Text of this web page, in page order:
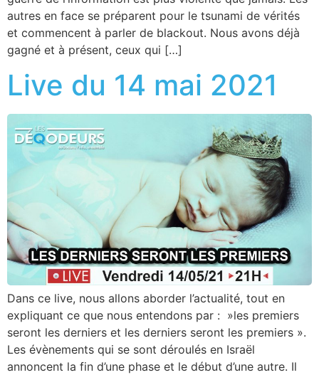
autres en face se préparent pour le tsunami de vérités
et commencent à parler de blackout. Nous avons déjà
gagné et à présent, ceux qui […]
Live du 14 mai 2021
Dans ce live, nous allons aborder l’actualité, tout en
expliquant ce que nous entendons par : »les premiers
seront les derniers et les derniers seront les premiers ».
Les évènements qui se sont déroulés en Israël
annoncent la fin d’une phase et le début d’une autre. Il